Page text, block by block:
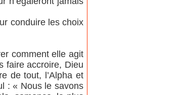
conduire les choix
comment elle agit
faire accroire, Dieu
de tout, l’Alpha et
: « Nous le savons